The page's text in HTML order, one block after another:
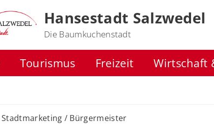
Hansestadt Salzwedel
Die Baumkuchenstadt
Tourismus Freizeit Wirtschaft
Stadtmarketing / Bürgermeister